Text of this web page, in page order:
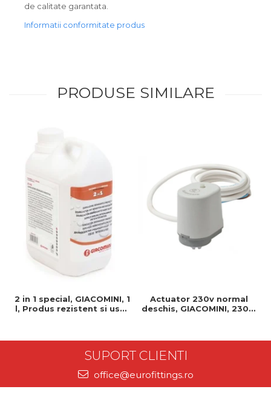
de calitate garantata.
Informatii conformitate produs
PRODUSE SIMILARE
2 in 1 special, GIACOMINI, 1
l, Produs rezistent si usor
Actuator 230v normal
deschis, GIACOMINI, 230v,
SUPORT CLIENTI
office@eurofittings.ro